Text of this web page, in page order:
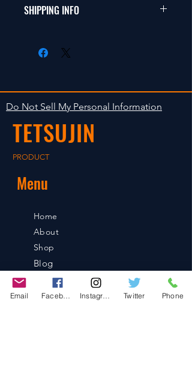
This items fit in with 1/10 sizes of
商品に明らかな欠陥がないかぎり
isn't accepted in goods.
SHIPPING INFO
します。海外への出荷は入金確認
The occasion with the stock is
shipped in 2-5 days. Shipment to
foreign countries will be shipment
after payment confirmation.
Do Not Sell My Personal Information
TETSUJIN
PRODUCT
Menu
Home
About
Shop
Blog
Contact
Email Twitter Phone